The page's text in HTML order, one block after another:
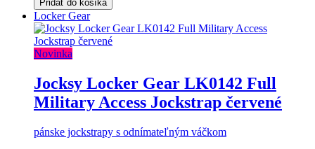
Pridať do košíka
Locker Gear
Novinka
Jocksy Locker Gear LK0142 Full
Military Access Jockstrap červené
pánske jockstrapy s odnímateľným váčkom